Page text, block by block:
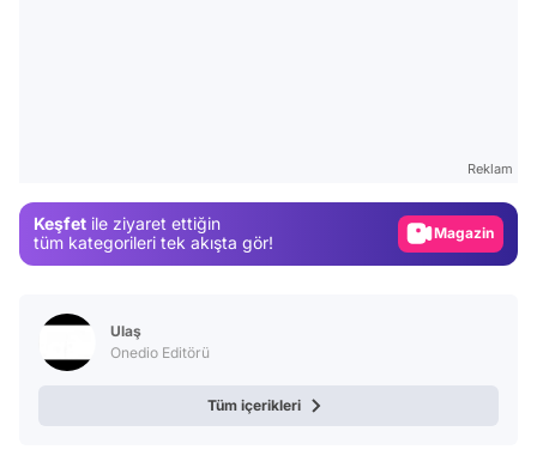
Reklam
Keşfet ile ziyaret ettiğin
tüm kategorileri tek akışta gör!
Magazin
Ulaş
Onedio Editörü
Tüm içerikleri